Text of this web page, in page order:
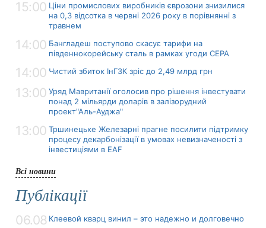
15:00 Ціни промислових виробників єврозони знизилися
на 0,3 відсотка в червні 2026 року в порівнянні з
травнем
14:00 Бангладеш поступово скасує тарифи на
південнокорейську сталь в рамках угоди CEPA
14:00 Чистий збиток ІнГЗК зріс до 2,49 млрд грн
13:00 Уряд Мавританії оголосив про рішення інвестувати
понад 2 мільярди доларів в залізорудний
проект"Аль-Ауджа"
13:00 Тршинецьке Железарні прагне посилити підтримку
процесу декарбонізації в умовах невизначеності з
інвестиціями в EAF
Всі новини
Публікації
06.08 Клеевой кварц винил – это надежно и долговечно